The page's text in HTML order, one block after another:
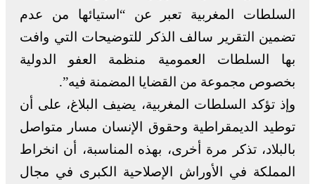
السلطات المغربية تعبر عن “استيائها من عدم
تضمين التقرير سالف الذكر للتوضيحات التي وافت
بها السلطات العمومية منظمة العفو الدولية
بخصوص مجموعة من القضايا المضمنة فيه”.
وإذ تؤكد السلطات المغربية، يضيف البلاغ، على أن
توطيد الديمقراطية وحقوق الإنسان مسار متواصل
بالبلاد، تذكر مرة أخرى، بهذه المناسبة، أن انخراط
المملكة في الأوراش الإصلاحية الكبرى في مجال